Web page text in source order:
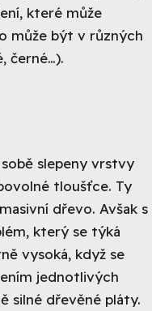
které může
může být v různých
černé…).
sobě slepeny vrstvy
tloušťce. Ty
dřevo. Avšak s
který se týká
vysoká, když se
jednotlivých
silné dřevěné pláty.